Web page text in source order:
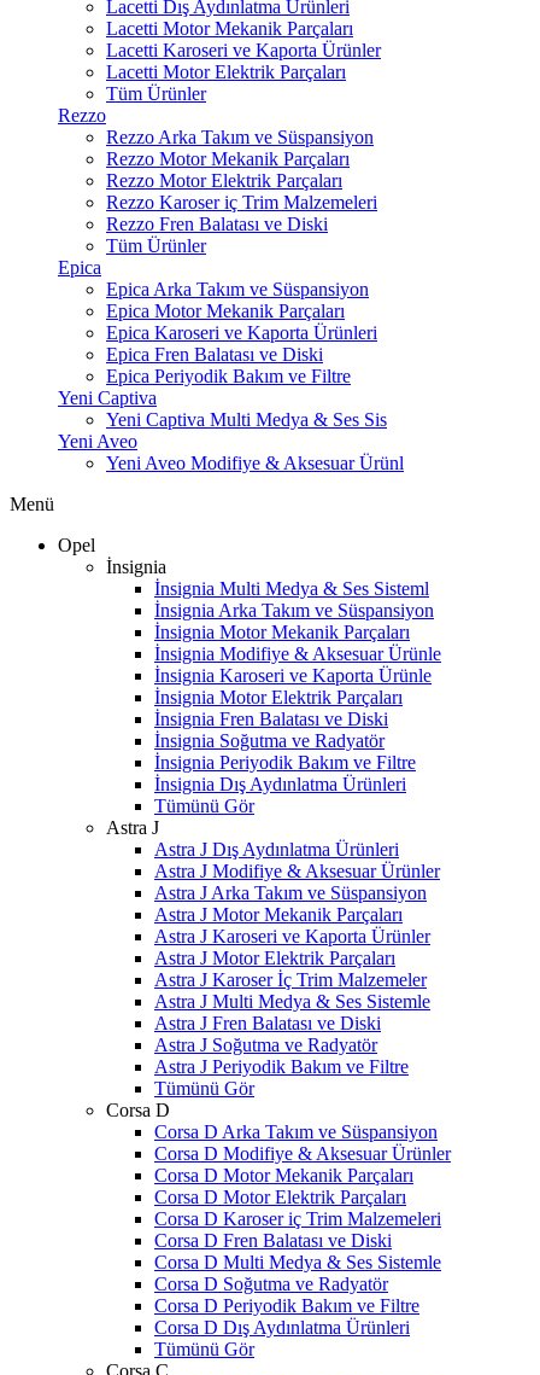
Lacetti Dış Aydınlatma Ürünleri
Lacetti Motor Mekanik Parçaları
Lacetti Karoseri ve Kaporta Ürünler
Lacetti Motor Elektrik Parçaları
Tüm Ürünler
Rezzo
Rezzo Arka Takım ve Süspansiyon
Rezzo Motor Mekanik Parçaları
Rezzo Motor Elektrik Parçaları
Rezzo Karoser iç Trim Malzemeleri
Rezzo Fren Balatası ve Diski
Tüm Ürünler
Epica
Epica Arka Takım ve Süspansiyon
Epica Motor Mekanik Parçaları
Epica Karoseri ve Kaporta Ürünleri
Epica Fren Balatası ve Diski
Epica Periyodik Bakım ve Filtre
Yeni Captiva
Yeni Captiva Multi Medya & Ses Sis
Yeni Aveo
Yeni Aveo Modifiye & Aksesuar Ürünl
Menü
Opel
İnsignia
İnsignia Multi Medya & Ses Sisteml
İnsignia Arka Takım ve Süspansiyon
İnsignia Motor Mekanik Parçaları
İnsignia Modifiye & Aksesuar Ürünle
İnsignia Karoseri ve Kaporta Ürünle
İnsignia Motor Elektrik Parçaları
İnsignia Fren Balatası ve Diski
İnsignia Soğutma ve Radyatör
İnsignia Periyodik Bakım ve Filtre
İnsignia Dış Aydınlatma Ürünleri
Tümünü Gör
Astra J
Astra J Dış Aydınlatma Ürünleri
Astra J Modifiye & Aksesuar Ürünler
Astra J Arka Takım ve Süspansiyon
Astra J Motor Mekanik Parçaları
Astra J Karoseri ve Kaporta Ürünler
Astra J Motor Elektrik Parçaları
Astra J Karoser İç Trim Malzemeler
Astra J Multi Medya & Ses Sistemle
Astra J Fren Balatası ve Diski
Astra J Soğutma ve Radyatör
Astra J Periyodik Bakım ve Filtre
Tümünü Gör
Corsa D
Corsa D Arka Takım ve Süspansiyon
Corsa D Modifiye & Aksesuar Ürünler
Corsa D Motor Mekanik Parçaları
Corsa D Motor Elektrik Parçaları
Corsa D Karoser iç Trim Malzemeleri
Corsa D Fren Balatası ve Diski
Corsa D Multi Medya & Ses Sistemle
Corsa D Soğutma ve Radyatör
Corsa D Periyodik Bakım ve Filtre
Corsa D Dış Aydınlatma Ürünleri
Tümünü Gör
Corsa C